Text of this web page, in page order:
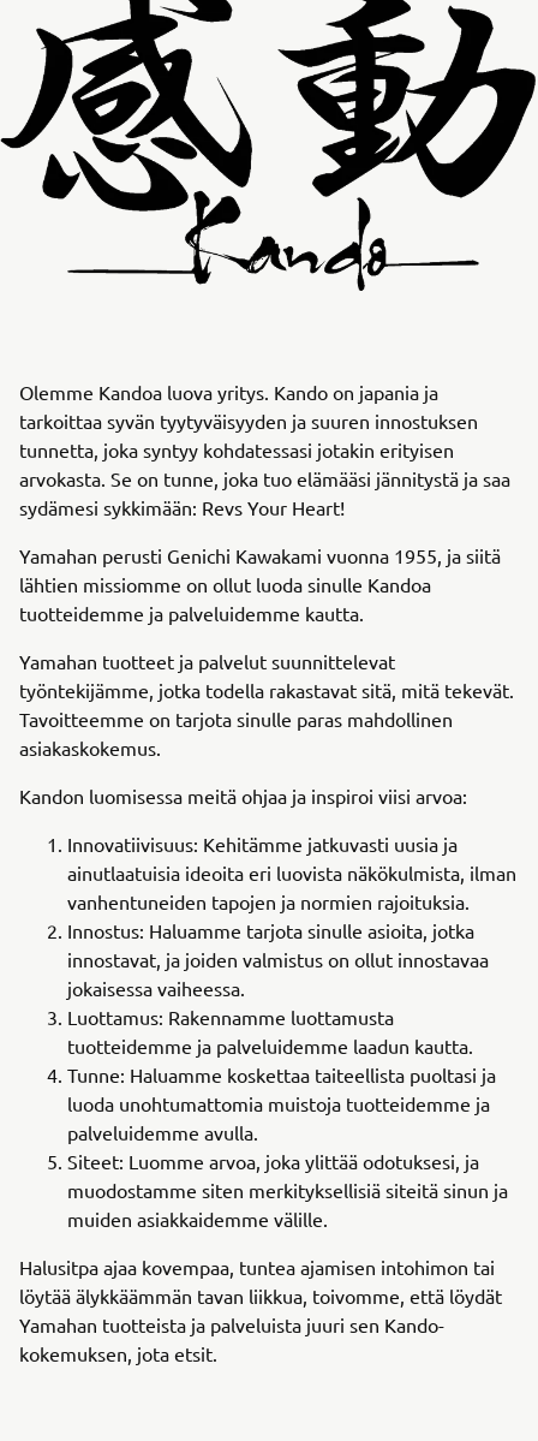
Olemme Kandoa luova yritys. Kando on japania ja
tarkoittaa syvän tyytyväisyyden ja suuren innostuksen
tunnetta, joka syntyy kohdatessasi jotakin erityisen
arvokasta. Se on tunne, joka tuo elämääsi jännitystä ja saa
sydämesi sykkimään: Revs Your Heart!
Yamahan perusti Genichi Kawakami vuonna 1955, ja siitä
lähtien missiomme on ollut luoda sinulle Kandoa
tuotteidemme ja palveluidemme kautta.
Yamahan tuotteet ja palvelut suunnittelevat
työntekijämme, jotka todella rakastavat sitä, mitä tekevät.
Tavoitteemme on tarjota sinulle paras mahdollinen
asiakaskokemus.
Kandon luomisessa meitä ohjaa ja inspiroi viisi arvoa:
Innovatiivisuus: Kehitämme jatkuvasti uusia ja
ainutlaatuisia ideoita eri luovista näkökulmista, ilman
vanhentuneiden tapojen ja normien rajoituksia.
Innostus: Haluamme tarjota sinulle asioita, jotka
innostavat, ja joiden valmistus on ollut innostavaa
jokaisessa vaiheessa.
Luottamus: Rakennamme luottamusta
tuotteidemme ja palveluidemme laadun kautta.
Tunne: Haluamme koskettaa taiteellista puoltasi ja
luoda unohtumattomia muistoja tuotteidemme ja
palveluidemme avulla.
Siteet: Luomme arvoa, joka ylittää odotuksesi, ja
muodostamme siten merkityksellisiä siteitä sinun ja
muiden asiakkaidemme välille.
Halusitpa ajaa kovempaa, tuntea ajamisen intohimon tai
löytää älykkäämmän tavan liikkua, toivomme, että löydät
Yamahan tuotteista ja palveluista juuri sen Kando-
kokemuksen, jota etsit.